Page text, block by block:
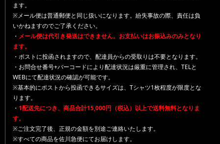
ます。
※メール便は普通郵便と同じ扱いになります。紛失事故の際、責任は負
いかねますのでご了承ください。
・ メール便は代引き発送はできません。お支払いはお振込みのみとなり
ます。
・ポストに投函されますので、配達員からの受取りは不要となります。
・お問合せ番号+バーコードにより配達状況は厳重に管理され、TELと
WEBにて配達状況の確認が可能です。
※基本的にポストから投函できるサイズは、Tシャツ1枚程度が限度とな
ります。
・ 1配送先につき、商品合計15,000円（税込）以上で送料無料となりま
す。
※ご注文完了後、正規の金額を別途ご連絡いたします。
※すべての商品を佐川急便にてお届けします。